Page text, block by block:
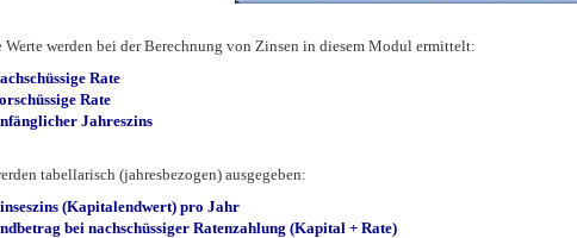
Werte werden bei der Berechnung von Zinsen in diesem Modul ermittelt:
schüssige Rate
Rate
Jahreszins
tabellarisch (jahresbezogen) ausgegeben:
(Kapitalendwert) pro Jahr
bei nachschüssiger Ratenzahlung (Kapital + Rate)